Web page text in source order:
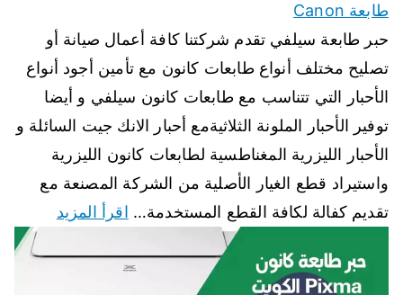
طابعة Canon
حبر طابعة سيلفي تقدم شركتنا كافة أعمال صيانة أو
تصليح مختلف أنواع طابعات كانون مع تأمين أجود أنواع
الأحبار التي تتناسب مع طابعات كانون سيلفي و أيضا
توفير الأحبار الملونة الثلاثيةمع أحبار الانك جيت السائلة و
الأحبار الليزرية المغناطسية لطابعات كانون الليزرية
واستيراد قطع الغيار الأصلية من الشركة المصنعة مع
تقديم كفالة لكافة القطع المستخدمة… اقرأ المزيد